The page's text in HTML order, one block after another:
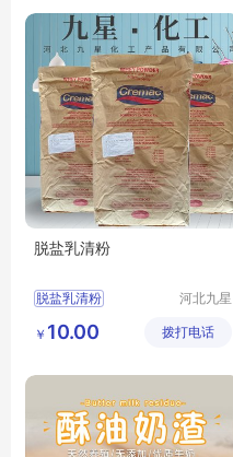
脱盐乳清粉
脱盐乳清粉
脱盐乳清粉食品级
脱盐乳清粉批发零售
河北九星
有限公司
￥ 10.00 拨打电话